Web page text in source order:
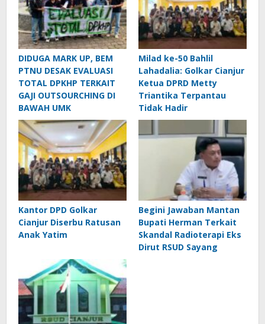
DIDUGA MARK UP, BEM
PTNU DESAK EVALUASI
TOTAL DPKHP TERKAIT
GAJI OUTSOURCHING DI
BAWAH UMK
Milad ke-50 Bahlil
Lahadalia: Golkar Cianjur
Ketua DPRD Metty
Triantika Terpantau
Tidak Hadir
Kantor DPD Golkar
Cianjur Diserbu Ratusan
Anak Yatim
Begini Jawaban Mantan
Bupati Herman Terkait
Skandal Radioterapi Eks
Dirut RSUD Sayang